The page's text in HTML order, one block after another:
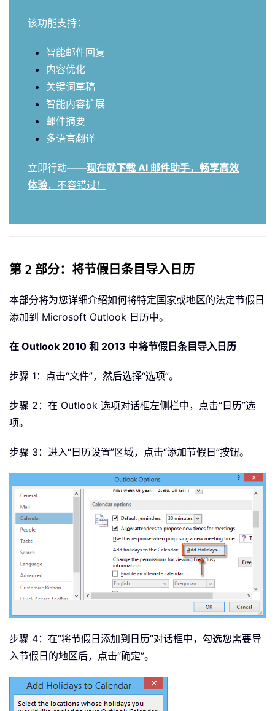
该功能支持：
智能邮件回复
内容优化
关键词草稿
智能内容扩展
邮件摘要
多语言翻译
立即行动——现在就下载 AI 邮件助手，畅享高效
体验，不容错过！
第 2 部分：将节假日条目导入日历
本部分将为您详细介绍如何将特定国家或地区的法定节假日
添加到 Microsoft Outlook 日历中。
在 Outlook 2010 和 2013 中将节假日条目导入日历
步骤 1：点击“文件”，然后选择“选项”。
步骤 2：在 Outlook 选项对话框左侧栏中，点击“日历”选
项。
步骤 3：进入“日历设置”区域，点击“添加节假日”按钮。
步骤 4：在“将节假日添加到日历”对话框中，勾选您需要导
入节假日的地区后，点击“确定”。